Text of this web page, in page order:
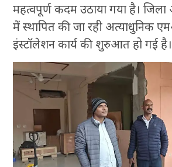
महत्वपूर्ण कदम उठाया गया है।
में स्थापित की जा रही अत्याधुनिक
इंस्टॉलेशन कार्य की शुरुआत हो गई है।